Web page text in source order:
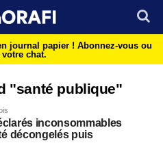
journal papier ! Abonnez-vous ou
chat.
"santé publique"
inconsommables
décongelés puis